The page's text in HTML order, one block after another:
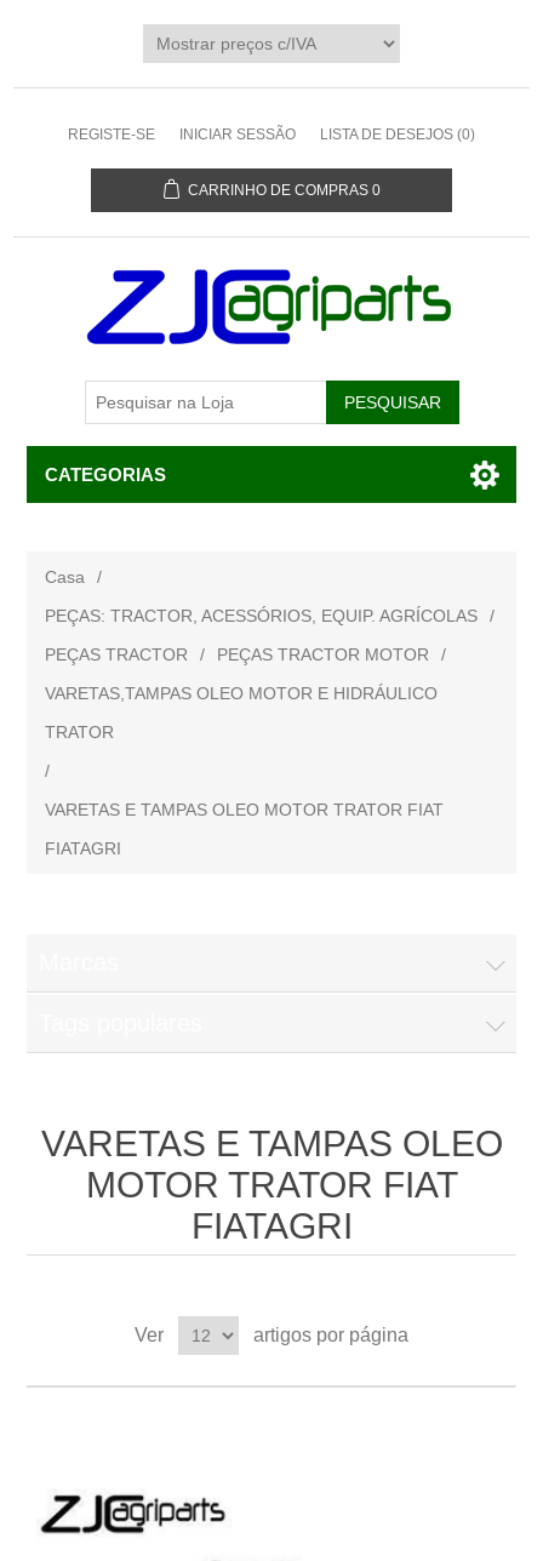
REGISTE-SE INICIAR SESSÃO LISTA DE DESEJOS (0)
CARRINHO DE COMPRAS 0
CATEGORIAS
Casa
/
PEÇAS: TRACTOR, ACESSÓRIOS, EQUIP. AGRÍCOLAS
/
PEÇAS TRACTOR
/ PEÇAS TRACTOR MOTOR
/
VARETAS,TAMPAS OLEO MOTOR E HIDRÁULICO
TRATOR
/
VARETAS E TAMPAS OLEO MOTOR TRATOR FIAT
FIATAGRI
VARETAS E TAMPAS OLEO
MOTOR TRATOR FIAT
FIATAGRI
Ver artigos por página